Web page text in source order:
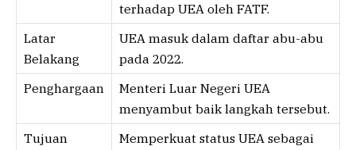
terhadap UEA oleh FATF.
Latar
Belakang
UEA masuk dalam daftar abu-abu
pada 2022.
Penghargaan
Menteri Luar Negeri UEA
menyambut baik langkah tersebut.
Tujuan
Memperkuat status UEA sebagai